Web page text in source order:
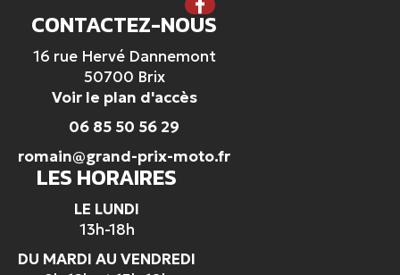
CONTACTEZ-NOUS
16 rue Hervé Dannemont
50700 Brix
Voir le plan d'accès
06 85 50 56 29
romain@grand-prix-moto.fr
LES HORAIRES
LE LUNDI
13h-18h
DU MARDI AU VENDREDI